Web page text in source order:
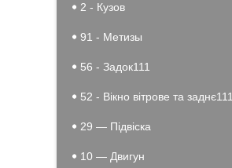
2 - Кузов
91 - Метизы
56 - Задок111
52 - Вікно вітрове та заднє111
29 — Підвіска
10 — Двигун